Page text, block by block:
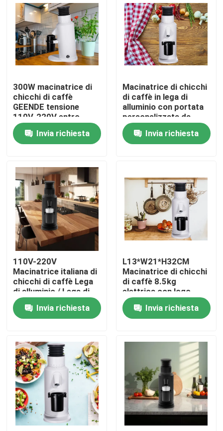
Casa
Prodotti
Mostra VR
Circa noi
Giro della fabbrica
Controllo di qualità
Casi
Smerigliatrice del chicco di caffè
Burr Coffee Grinder
300W macinatrice di
chicchi di caffè
GEENDE tensione
110V-220V entro
L13*W21*H32CM
Invia richiesta
Macinatrice di chicchi
di caffè in lega di
alluminio con portata
personalizzata da
110-220V a 120g
Invia richiesta
110V-220V
Macinatrice italiana di
chicchi di caffè Lega
di alluminio / Lega di
zinco
Invia richiesta
L13*W21*H32CM
Macinatrice di chicchi
di caffè 8.5kg
elettrica con logo
personalizzato
Invia richiesta